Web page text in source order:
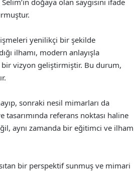
doğaya olan saygısını ifade
yenilikçi bir şekilde
ilhamı, modern anlayışla
vizyon geliştirmiştir. Bu durum,
sonraki nesil mimarları da
referans noktası haline
aynı zamanda bir eğitimci ve ilham
bir perspektif sunmuş ve mimari